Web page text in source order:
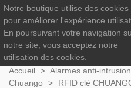
Accueil > Alarmes anti-intrusion
Chuango
> RFID clé
Notre boutique utilise des cookies
pour améliorer l'expérience
En poursuivant votre navigation
notre site, vous acceptez notre
utilisation des cookies.